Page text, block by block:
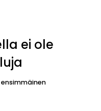
ei ole